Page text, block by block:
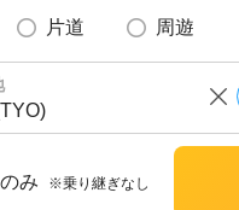
片道 周遊
み ※乗り継ぎなし